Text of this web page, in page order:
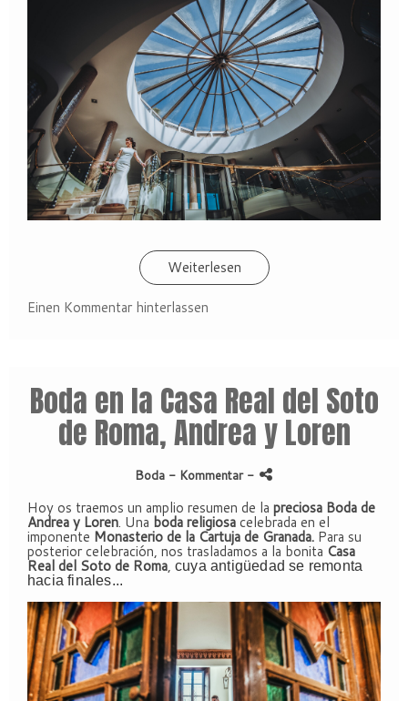
Weiterlesen
Einen Kommentar hinterlassen
Boda en la Casa Real del Soto
de Roma, Andrea y Loren
Boda - Kommentar -
Hoy os traemos un amplio resumen de la preciosa Boda de
Andrea y Loren. Una boda religiosacelebrada en el
imponente Monasterio de la Cartuja de Granada. Para su
posterior celebración, nos trasladamos a la bonita Casa
Real del Soto de Roma, cuya antigüedad se remonta
hacia finales...